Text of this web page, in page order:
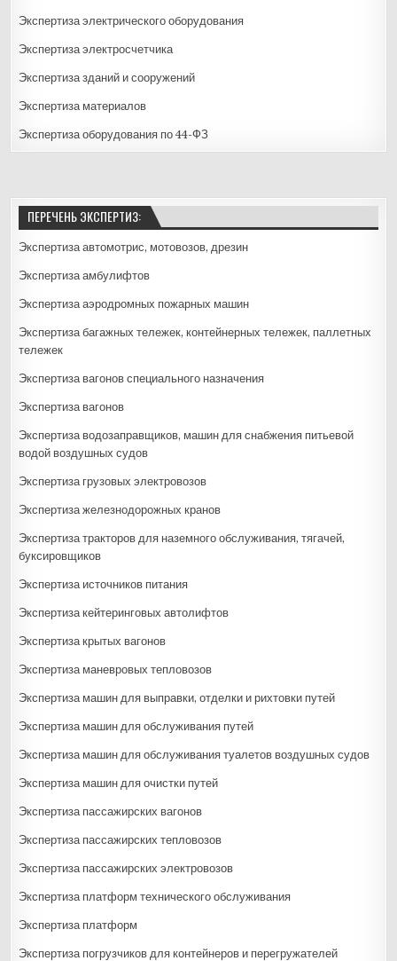
Экспертиза электрического оборудования
Экспертиза электросчетчика
Экспертиза зданий и сооружений
Экспертиза материалов
Экспертиза оборудования по 44-ФЗ
ПЕРЕЧЕНЬ ЭКСПЕРТИЗ:
Экспертиза автомотрис, мотовозов, дрезин
Экспертиза амбулифтов
Экспертиза аэродромных пожарных машин
Экспертиза багажных тележек, контейнерных тележек, паллетных
тележек
Экспертиза вагонов специального назначения
Экспертиза вагонов
Экспертиза водозаправщиков, машин для снабжения питьевой
водой воздушных судов
Экспертиза грузовых электровозов
Экспертиза железнодорожных кранов
Экспертиза тракторов для наземного обслуживания, тягачей,
буксировщиков
Экспертиза источников питания
Экспертиза кейтеринговых автолифтов
Экспертиза крытых вагонов
Экспертиза маневровых тепловозов
Экспертиза машин для выправки, отделки и рихтовки путей
Экспертиза машин для обслуживания путей
Экспертиза машин для обслуживания туалетов воздушных судов
Экспертиза машин для очистки путей
Экспертиза пассажирских вагонов
Экспертиза пассажирских тепловозов
Экспертиза пассажирских электровозов
Экспертиза платформ технического обслуживания
Экспертиза платформ
Экспертиза погрузчиков для контейнеров и перегружателей